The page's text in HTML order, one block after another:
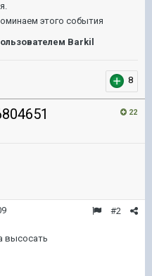
этого события
Barkil
8
22
#2
высосать